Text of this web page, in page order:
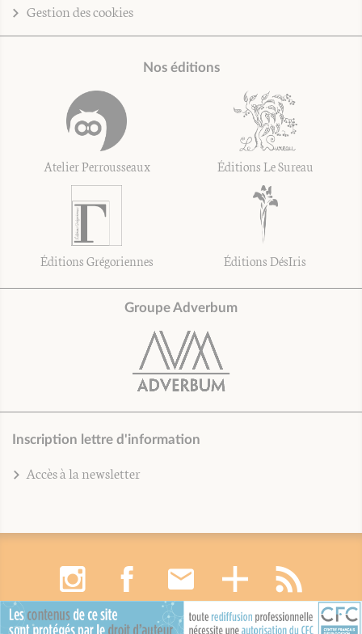
Gestion des cookies
Nos éditions
Atelier Perrousseaux Éditions Le Sureau
Éditions Grégoriennes Éditions DésIris
Groupe Adverbum
Inscription lettre d'information
Accès à la newsletter